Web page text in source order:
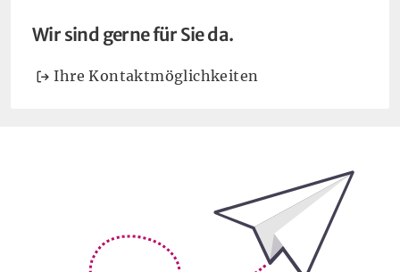
Wir sind gerne für Sie da.
Ihre Kontaktmöglichkeiten